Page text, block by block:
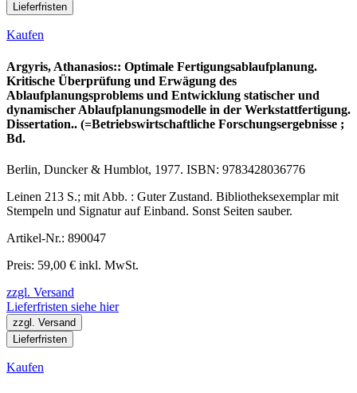
Lieferfristen
Kaufen
Argyris, Athanasios:: Optimale Fertigungsablaufplanung.
Kritische Überprüfung und Erwägung des
Ablaufplanungsproblems und Entwicklung statischer und
dynamischer Ablaufplanungsmodelle in der Werkstattfertigung.
Dissertation.. (=Betriebswirtschaftliche Forschungsergebnisse ;
Bd.
Berlin, Duncker & Humblot, 1977. ISBN: 9783428036776
Leinen 213 S.; mit Abb. : Guter Zustand. Bibliotheksexemplar mit
Stempeln und Signatur auf Einband. Sonst Seiten sauber.
Artikel-Nr.: 890047
Preis: 59,00 € inkl. MwSt.
zzgl. Versand
Lieferfristen siehe hier
zzgl. Versand
Lieferfristen
Kaufen